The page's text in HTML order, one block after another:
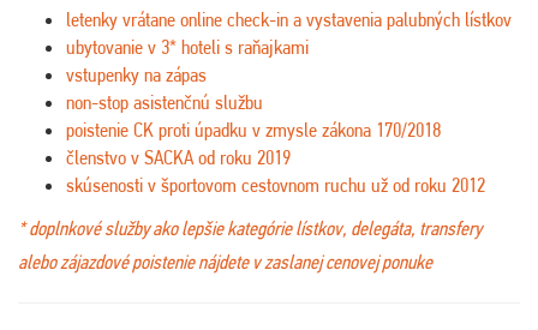
letenky vrátane online check-in a vystavenia palubných lístkov
ubytovanie v 3* hoteli s raňajkami
vstupenky na zápas
non-stop asistenčnú službu
poistenie CK proti úpadku v zmysle zákona 170/2018
členstvo v SACKA od roku 2019
skúsenosti v športovom cestovnom ruchu už od roku 2012
* doplnkové služby ako lepšie kategórie lístkov, delegáta, transfery
alebo zájazdové poistenie nájdete v zaslanej cenovej ponuke